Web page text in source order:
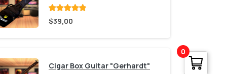
Valorado
conde 5
$39,00
Cigar Box Guitar "Gerhardt"
0